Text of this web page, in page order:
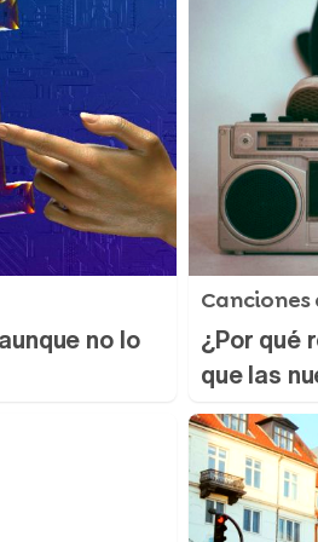
no lo
¿Por qué
que las